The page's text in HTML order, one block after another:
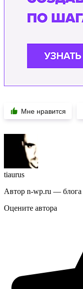
Мне нравится
tiaurus
Автор n-wp.ru — блога
Оцените автора